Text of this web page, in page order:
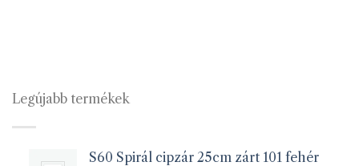
Legújabb termékek
S60 Spirál cipzár 25cm zárt 101 fehér